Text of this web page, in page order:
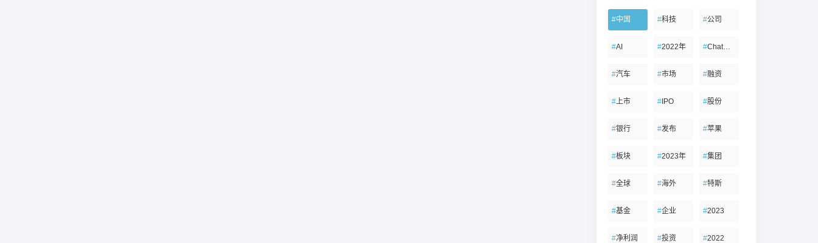
#中国 #科技 #公司
#AI #2022年 #ChatGPT
#汽车 #市场 #融资
#上市 #IPO #股份
#银行 #发布 #苹果
#板块 #2023年 #集团
#全球 #海外 #特斯
#基金 #企业 #2023
#净利润 #投资 #2022